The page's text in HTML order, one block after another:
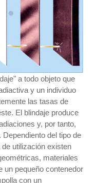
a todo objeto que
y un individuo
las tasas de
El blindaje produce
y, por tanto,
del tipo de
utilización existen
materiales
un pequeño contenedor
con un